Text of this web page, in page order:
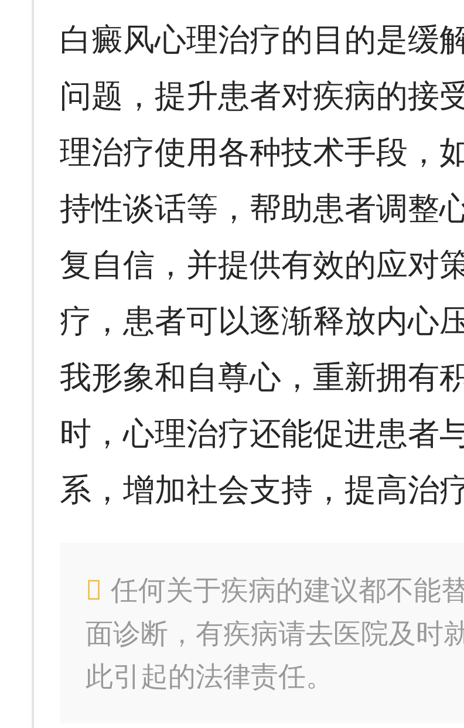
白癜风心理治疗的目的是缓
问题，提升患者对疾病的接
理治疗使用各种技术手段，
持性谈话等，帮助患者调整
复自信，并提供有效的应对
疗，患者可以逐渐释放内心
我形象和自尊心，重新拥有
时，心理治疗还能促进患者
系，增加社会支持，提高治
任何关于疾病的建议都不能
面诊断，有疾病请去医院及时
此引起的法律责任。